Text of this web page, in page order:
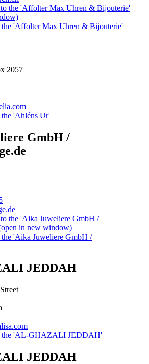
the 'Affolter Max Uhren & Bijouterie'
the 'Affolter Max Uhren & Bijouterie'
2057
'Ahléns Ur'
GmbH /
the 'Aika Juweliere GmbH /
in new window)
'Aika Juweliere GmbH /
JEDDAH
the 'AL-GHAZALI JEDDAH'
JEDDAH